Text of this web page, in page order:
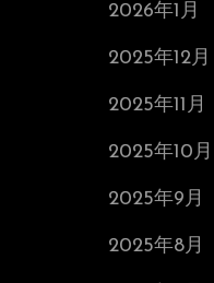
2026年1月
2025年12月
2025年11月
2025年10月
2025年9月
2025年8月